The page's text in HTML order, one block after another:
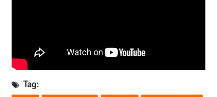
Tag:
WN
BENGKULU
WN